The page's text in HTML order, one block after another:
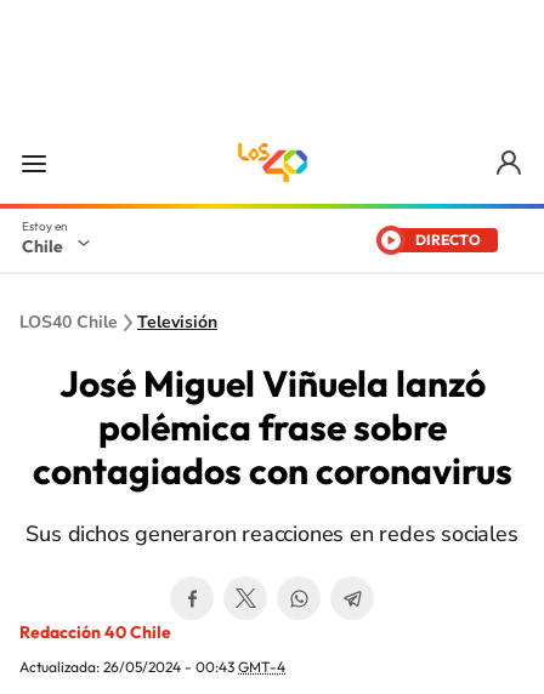
Chile DIRECTO
LOS40 Chile Televisión
José Miguel Viñuela lanzó
polémica frase sobre
contagiados con coronavirus
Sus dichos generaron reacciones en redes sociales
Redacción 40 Chile
Actualizada: 26/05/2024 - 00:43 GMT-4